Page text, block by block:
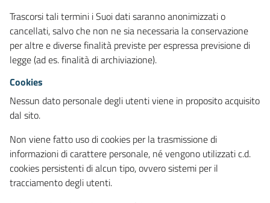
Trascorsi tali termini i Suoi dati saranno anonimizzati o
cancellati, salvo che non ne sia necessaria la conservazione
per altre e diverse finalità previste per espressa previsione di
legge (ad es. finalità di archiviazione).
Cookies
Nessun dato personale degli utenti viene in proposito acquisito
dal sito.
Non viene fatto uso di cookies per la trasmissione di
informazioni di carattere personale, né vengono utilizzati c.d.
cookies persistenti di alcun tipo, ovvero sistemi per il
tracciamento degli utenti.